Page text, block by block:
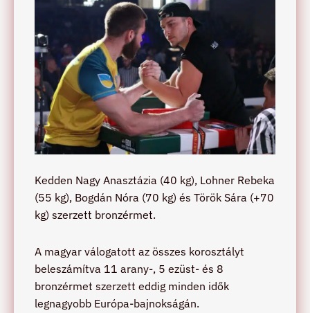
Kedden Nagy Anasztázia (40 kg), Lohner Rebeka
(55 kg), Bogdán Nóra (70 kg) és Török Sára (+70
kg) szerzett bronzérmet.
A magyar válogatott az összes korosztályt
beleszámítva 11 arany-, 5 ezüst- és 8
bronzérmet szerzett eddig minden idők
legnagyobb Európa-bajnokságán.